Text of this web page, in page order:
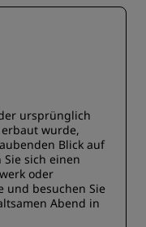
ursprünglich
wurde,
Blick auf
sich einen
oder
und besuchen Sie
Abend in